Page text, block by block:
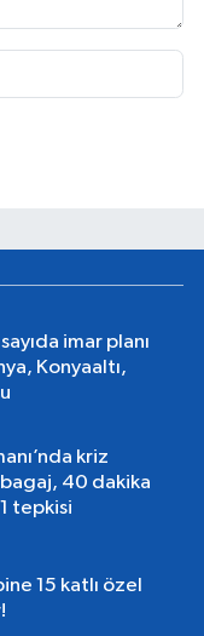
imar planı
Konyaaltı,
kriz
40 dakika
tepkisi
15 katlı özel